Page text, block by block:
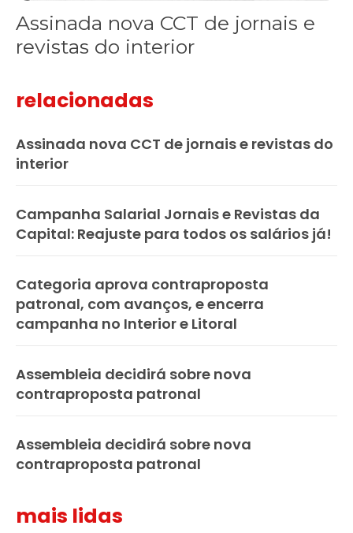
Assinada nova CCT de jornais e
revistas do interior
relacionadas
Assinada nova CCT de jornais e revistas do
interior
Campanha Salarial Jornais e Revistas da
Capital: Reajuste para todos os salários já!
Categoria aprova contraproposta
patronal, com avanços, e encerra
campanha no Interior e Litoral
Assembleia decidirá sobre nova
contraproposta patronal
Assembleia decidirá sobre nova
contraproposta patronal
mais lidas